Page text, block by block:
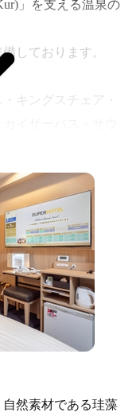
」を支える温泉の
しております。
キングスチェア・
スレンダーシャ
（数：8）・ロッ
然素材である珪藻